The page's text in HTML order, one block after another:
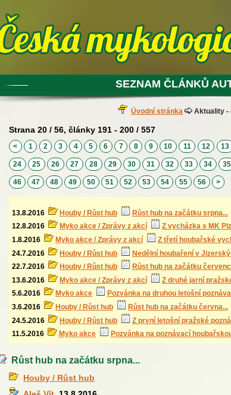
SEZNAM ČLÁNKŮ
Úvodní stránka Aktuality -
Strana 20 / 56, články 191 - 200 / 557
< 1 2 3 4 5 6 7 8 9 10 11 12 13
24 25 26 27 28 29 30 31 32 33 34 35
46 47 48 49 50 51 52 53 54 55 56 >
13.8.2016 Houby / Růst hub
Růst hub na začátku srpna...
12.8.2016
Myko akce / Zprávy z akcí
Z vycházka s MK
1.8.2016
Myko akce / Zprávy z akcí
Z třetí houbařské
24.7.2016
Houby / Růst hub
Nedělní houbaření v
22.7.2016
Houby / Růst hub
Růst hub na začátku
13.6.2016
Myko akce / Zprávy z akcí
Z druhé jarní
5.6.2016
Myko akce
Pozvánka na druhou letošní
3.6.2016
Houby / Růst hub
Růst hub na začátku června...
24.5.2016
Houby / Růst hub
Z první letošní pražské
11.5.2016
Myko akce Pozvánka na poznávací
Růst hub na začátku srpna...
Houby / Růst hub